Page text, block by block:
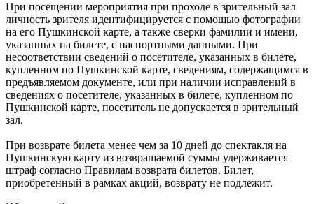
При посещении мероприятия при проходе в зрительный зал
личность зрителя идентифицируется с помощью фотографии
на его Пушкинской карте, а также сверки фамилии и имени,
указанных на билете, с паспортными данными. При
несоответствии сведений о посетителе, указанных в билете,
купленном по Пушкинской карте, сведениям, содержащимся в
предъявляемом документе, или при наличии исправлений в
сведениях о посетителе, указанных в билете, купленном по
Пушкинской карте, посетитель не допускается в зрительный
зал.
При возврате билета менее чем за 10 дней до спектакля на
Пушкинскую карту из возвращаемой суммы удерживается
штраф согласно Правилам возврата билетов. Билет,
приобретенный в рамках акций, возврату не подлежит.